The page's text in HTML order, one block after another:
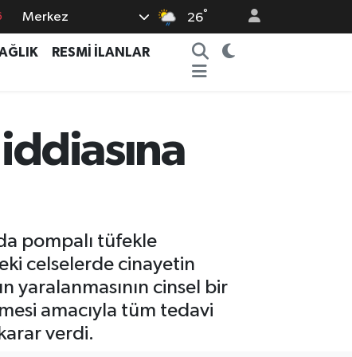
Merkez 26°
RESMİ İLANLAR
pompalı tüfekle
celselerde cinayetin
yaralanmasının cinsel bir
amacıyla tüm tedavi
verdi.